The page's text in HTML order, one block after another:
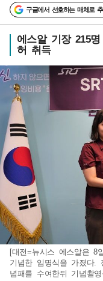
구글에서 선호하는 매체로
에스알 기장 215
허 취득
[대전=뉴시스 에스알은 8
기념한 임명식을 가졌다.
념패를 수여한뒤 기념촬